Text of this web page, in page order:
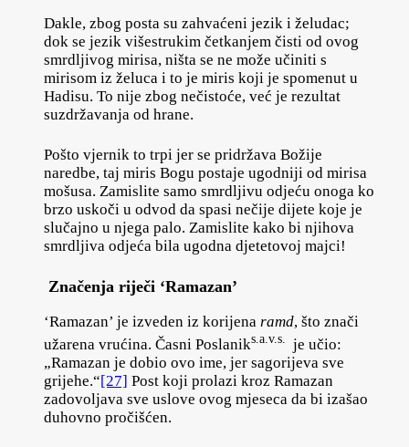
Dakle, zbog posta su zahvaćeni jezik i želudac;
dok se jezik višestrukim četkanjem čisti od ovog
smrdljivog mirisa, ništa se ne može učiniti s
mirisom iz želuca i to je miris koji je spomenut u
Hadisu. To nije zbog nečistoće, već je rezultat
suzdržavanja od hrane.
Pošto vjernik to trpi jer se pridržava Božije
naredbe, taj miris Bogu postaje ugodniji od mirisa
mošusa. Zamislite samo smrdljivu odjeću onoga ko
brzo uskoči u odvod da spasi nečije dijete koje je
slučajno u njega palo. Zamislite kako bi njihova
smrdljiva odjeća bila ugodna djetetovoj majci!
Značenja riječi ‘Ramazan’
‘Ramazan’ je izveden iz korijena ramd, što znači
užarena vrućina. Časni Poslaniks.a.v.s. je učio:
„Ramazan je dobio ovo ime, jer sagorijeva sve
grijehe.“[27] Post koji prolazi kroz Ramazan
zadovoljava sve uslove ovog mjeseca da bi izašao
duhovno pročišćen.